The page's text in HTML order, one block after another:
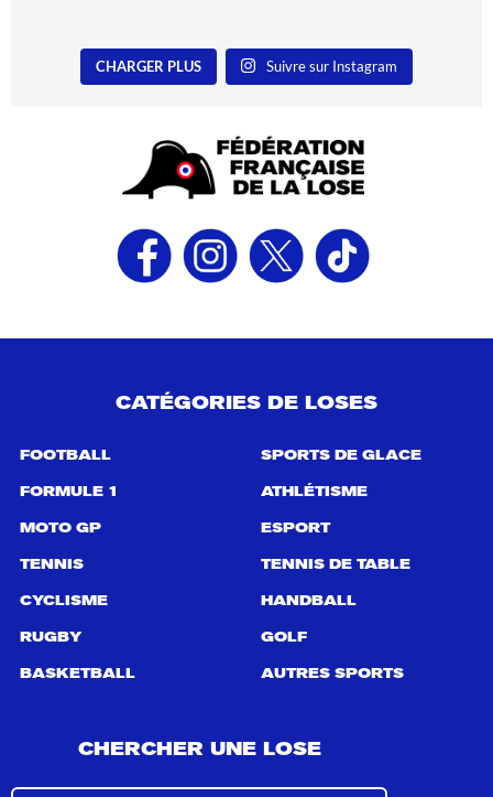
CHARGER PLUS Suivre sur Instagram
CATÉGORIES DE LOSES
FOOTBALL
FORMULE 1
MOTO GP
TENNIS
CYCLISME
RUGBY
BASKETBALL
SPORTS DE GLACE
ATHLÉTISME
ESPORT
TENNIS DE TABLE
HANDBALL
GOLF
AUTRES SPORTS
CHERCHER UNE LOSE